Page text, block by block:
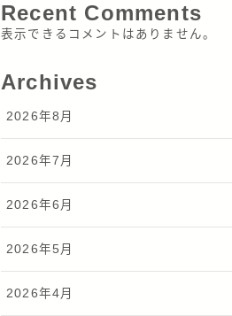
Recent Comments
表示できるコメントはありません。
Archives
2026年8月
2026年7月
2026年6月
2026年5月
2026年4月